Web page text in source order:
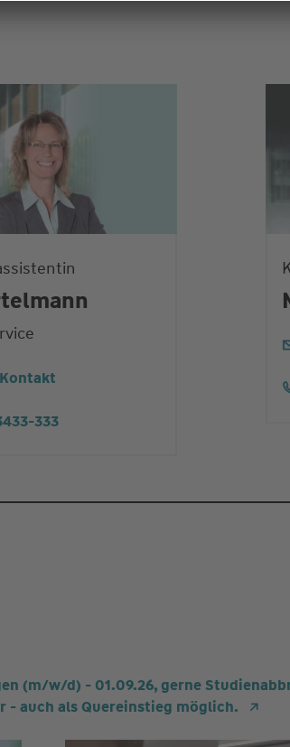
333
(m/w/d) - 01.09.26, gerne
auch als Quereinstieg möglich.